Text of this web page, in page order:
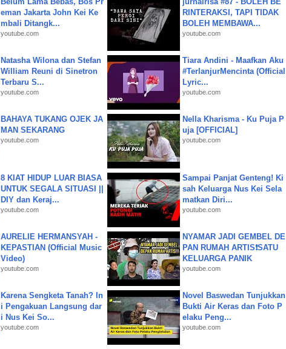
eman Jakarta John Kei Ke
mbali Ditangk...
youtube.com
RINTERAKSI, TAPI TIDAK
BOLEH MEMBAWA...
youtube.com
Natasha Wilona dan Stefan
William Reuni di Sinetron
Terbaru S...
youtube.com
Tiara Andini - Maafkan Aku
#TerlanjurMencinta (Official
Lyric...
youtube.com
BAHAYA TUKANG OJEK JA
MAN SEKARANG
youtube.com
Nella Kharisma - Ku Puja P
uja [OFFICIAL]
youtube.com
8 KIAT HIDUP LUAR BIASA
UNTUK SEGALA SITUASI ||
DIY dan Keraj...
youtube.com
Sampai Panjat Genteng! Ki
sah Keluarga Nus Kei Sela
matkan Diri...
youtube.com
AURELIE HERMANSYAH -
KEPASTIAN (Official Music
Video)
youtube.com
NYAMAR JADI GEMBEL DE
PAN RUMAH ARTIS❗SATU
KELUARGA PANIK
youtube.com
Karena Sengketa Tanah? In
i Pengakuan Langsung dar
i Nus Kei So...
youtube.com
Novel Baswedan Tunjukkan
Bukti Air Keras dan Foto P
elaku Peng...
youtube.com